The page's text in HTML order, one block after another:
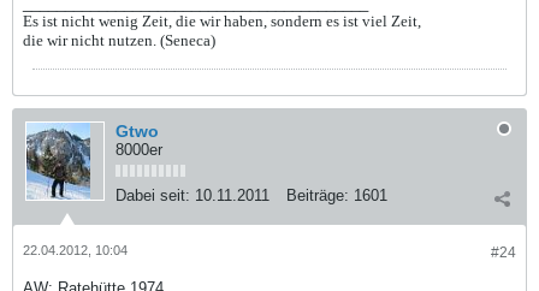
Es ist nicht wenig Zeit, die wir haben, sondern es ist viel Zeit,
die wir nicht nutzen. (Seneca)
Gtwo
8000er
Dabei seit: 10.11.2011 Beiträge: 1601
#24
22.04.2012, 10:04